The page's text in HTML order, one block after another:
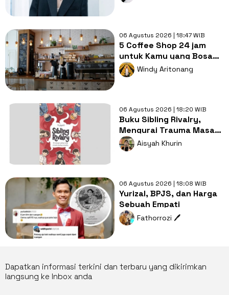
06 Agustus 2026 | 18:47 WIB
5 Coffee Shop 24 jam
untuk Kamu yang Bosan
Nugas di Kos
Windy Aritonang
06 Agustus 2026 | 18:20 WIB
Buku Sibling Rivalry,
Mengurai Trauma Masa
Kecil dan Persaingan
Antarsaudara
Aisyah Khurin
06 Agustus 2026 | 18:08 WIB
Yurizal, BPJS, dan Harga
Sebuah Empati
Fathorrozi 🖊️
Dapatkan informasi terkini dan terbaru yang dikirimkan
langsung ke Inbox anda